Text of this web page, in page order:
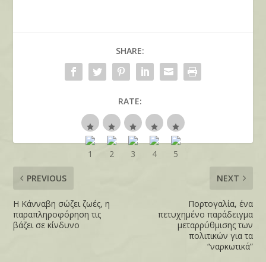
SHARE:
RATE:
PREVIOUS
Η Κάνναβη σώζει ζωές, η
παραπληροφόρηση τις
βάζει σε κίνδυνο
NEXT
Πορτογαλία, ένα
πετυχημένο παράδειγμα
μεταρρύθμισης των
πολιτικών για τα
“ναρκωτικά”